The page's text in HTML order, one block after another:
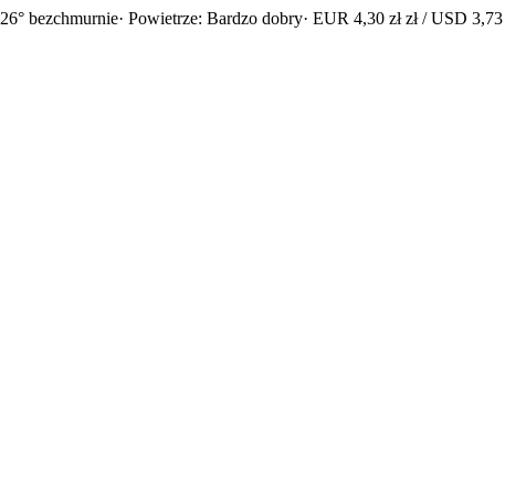
26° bezchmurnie· Powietrze: Bardzo dobry· EUR 4,30 zł zł / USD 3,73